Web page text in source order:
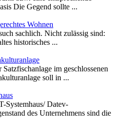
Die Gegend sollte ...
Wohnen
sachlich. Nicht zulässig sind:
historisches ...
im geschlossenen
soll in ...
Systemhaus/ Datev-
des Unternehmens sind die